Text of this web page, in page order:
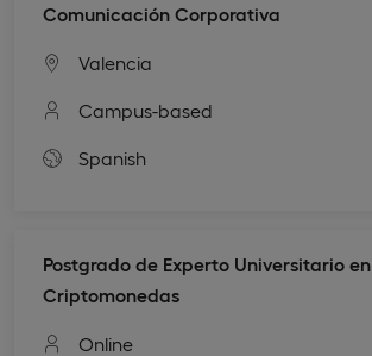
Comunicación Corporativa
Valencia
Campus-based
Spanish
Postgrado de Experto Universitario en
Criptomonedas
Online